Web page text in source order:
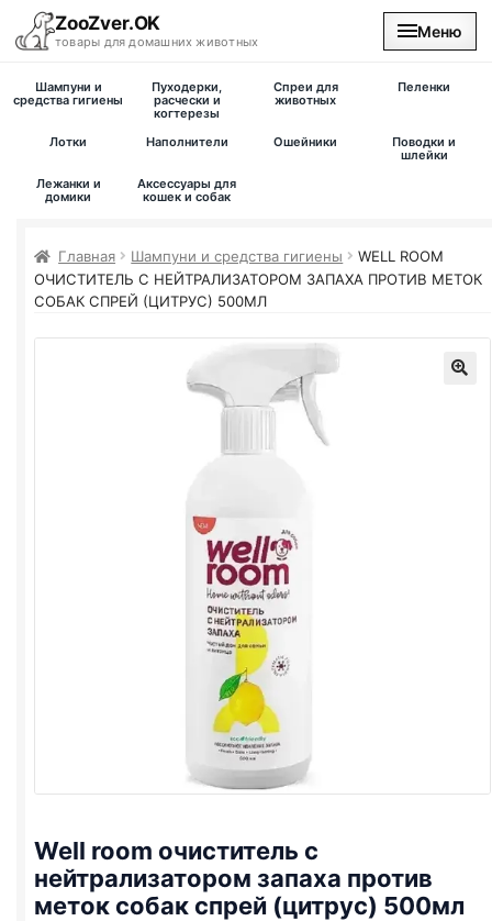
ZooZver.OK
товары для домашних животных
Меню
На главную
Вакансии
Шампуни и
средства гигиены
Пуходерки,
расчески и
когтерезы
Спреи для
животных
Пеленки
Лотки Наполнители Ошейники
Поводки и
шлейки
Лежанки и
домики
Аксессуары для
кошек и собак
Главная Шампуни и средства гигиены
WELL ROOM
ОЧИСТИТЕЛЬ С НЕЙТРАЛИЗАТОРОМ ЗАПАХА ПРОТИВ МЕТОК
СОБАК СПРЕЙ (ЦИТРУС) 500МЛ
Well room очиститель с
нейтрализатором запаха против
меток собак спрей (цитрус) 500мл